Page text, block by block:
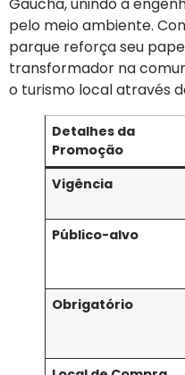
pelo meio ambiente.
parque reforça seu
transformador na
o turismo local através
Detalhes da
Promoção
Vigência
Público-alvo
Obrigatório